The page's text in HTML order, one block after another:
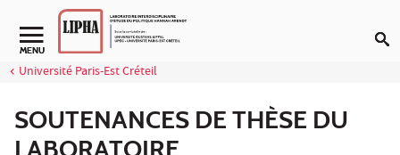
Aller au contenu
Navigation secondaire
MENU
Université Paris-Est Créteil
SOUTENANCES DE THÈSE DU
LABORATOIRE